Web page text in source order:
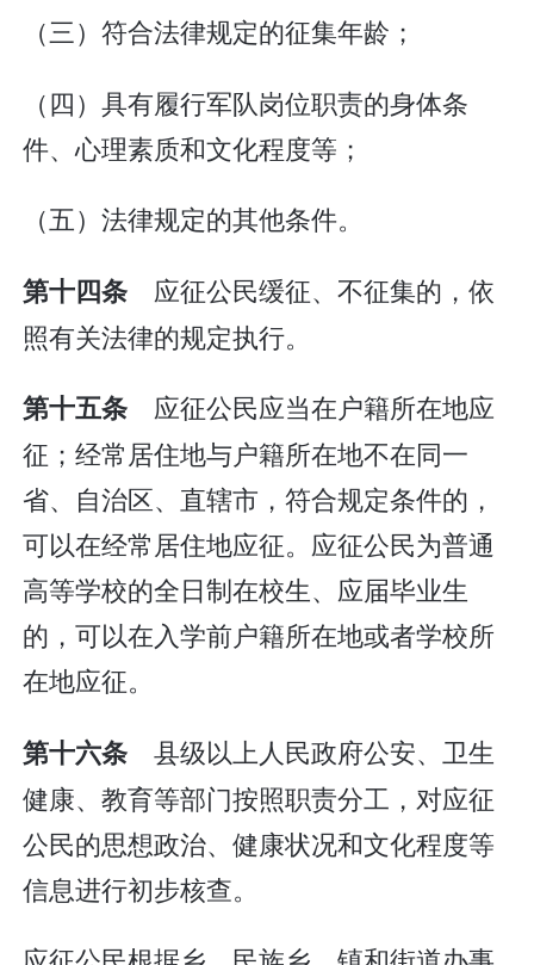
（三）符合法律规定的征集年龄；
（四）具有履行军队岗位职责的身体条
件、心理素质和文化程度等；
（五）法律规定的其他条件。
第十四条 应征公民缓征、不征集的，依
照有关法律的规定执行。
第十五条 应征公民应当在户籍所在地应
征；经常居住地与户籍所在地不在同一
省、自治区、直辖市，符合规定条件的，
可以在经常居住地应征。应征公民为普通
高等学校的全日制在校生、应届毕业生
的，可以在入学前户籍所在地或者学校所
在地应征。
第十六条 县级以上人民政府公安、卫生
健康、教育等部门按照职责分工，对应征
公民的思想政治、健康状况和文化程度等
信息进行初步核查。